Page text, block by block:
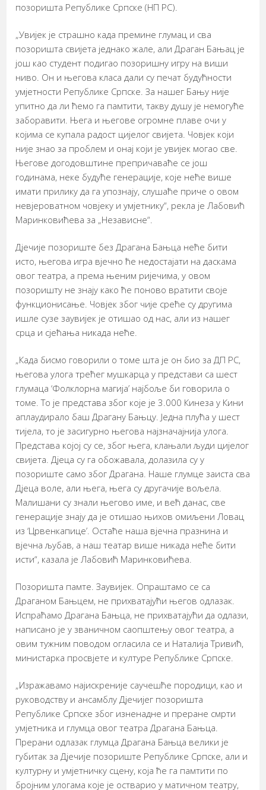
позоришта Републике Српске (НП РС).
„Увијек је страшно када премине глумац и сва
позоришта свијета једнако жале, али Драган Бањац је
још као студент подигао позоришну игру на виши
ниво. Он и његова класа дали су печат будућности
умјетности Републике Српске. За нашег Бању није
упитно да ли ћемо га памтити, такву душу је немогуће
заборавити. Њега и његове огромне плаве очи у
којима се купала радост цијелог свијета. Човјек који
није знао за проблем и онај који је увијек могао све.
Његове догодовштине препричаваће се још
годинама, неке будуће генерације, које неће више
имати прилику да га упознају, слушаће приче о овом
невјероватном човјеку и умјетнику“, рекла је Лабовић
Маринковићева за „Независне“.
Дјечије позориште без Драгана Бањца неће бити
исто, његова игра вјечно ће недостајати на даскама
овог театра, а према њеним ријечима, у овом
позоришту не знају како ће поново вратити своје
функционисање. Човјек због чије среће су другима
ишле сузе заувијек је отишао од нас, али из нашег
срца и сјећања никада неће.
„Када бисмо говорили о томе шта је он био за ДП РС,
његова улога трећег мушкарца у представи са шест
глумаца ‘Фолклорна магија’ најбоље би говорила о
томе. То је представа због које је 3.000 Кинеза у Кини
аплаудирало баш Драгану Бањцу. Једна плућа у шест
тијела, то је засигурно његова најзначајнија улога.
Представа којој су се, због њега, клањали људи цијелог
свијета. Дјеца су га обожавала, долазила су у
позориште само због Драгана. Наше глумце заиста сва
Дјеца воле, али њега, њега су другачије вољела.
Малишани су знали његово име, и већ данас, све
генерације знају да је отишао њихов омиљени Ловац
из ‘Црвенкапице’. Остаће наша вјечна празнина и
вјечна љубав, а наш театар више никада неће бити
исти“, казала је Лабовић Маринковићева.
Позоришта памте. Заувијек. Опраштамо се са
Драганом Бањцем, не прихватајући његов одлазак.
Испраћамо Драгана Бањца, не прихватајући да одлази,
написано је у званичном саопштењу овог театра, а
овим тужним поводом огласила се и Наталија Тривић,
министарка просвјете и културе Републике Српске.
„Изражавамо најискреније саучешће породици, као и
руководству и ансамблу Дјечијег позоришта
Републике Српске због изненадне и преране смрти
умјетника и глумца овог театра Драгана Бањца.
Прерани одлазак глумца Драгана Бањца велики је
губитак за Дјечије позориште Републике Српске, али и
културну и умјетничку сцену, која ће га памтити по
бројним улогама које је остварио у матичном театру,